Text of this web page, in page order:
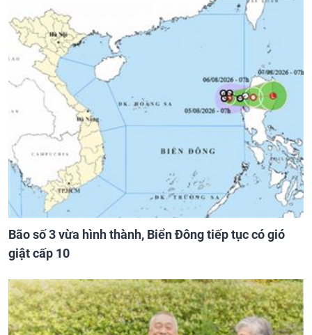
Bão số 3 vừa hình thành, Biển Đông tiếp tục có gió
giật cấp 10